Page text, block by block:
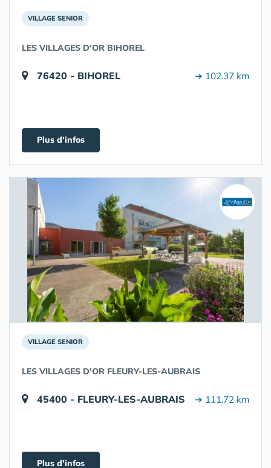
VILLAGE SENIOR
LES VILLAGES D'OR BIHOREL
76420 - BIHOREL ➔ 102.37 km
Plus d'infos
VILLAGE SENIOR
LES VILLAGES D'OR FLEURY-LES-AUBRAIS
45400 - FLEURY-LES-AUBRAIS ➔ 111.72 km
Plus d'infos